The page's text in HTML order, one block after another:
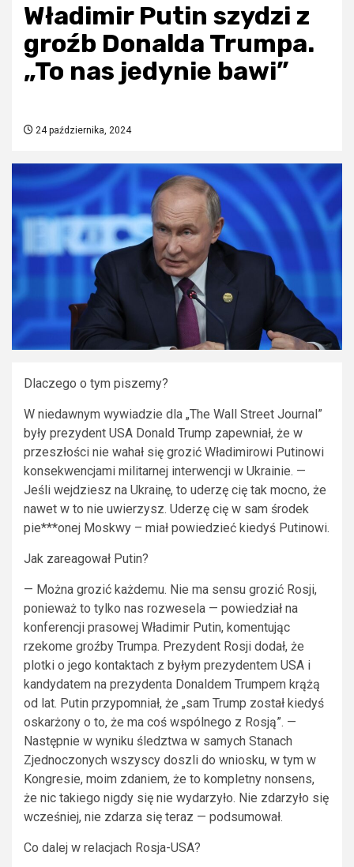
Władimir Putin szydzi z
groźb Donalda Trumpa.
„To nas jedynie bawi”
24 października, 2024
Dlaczego o tym piszemy?
W niedawnym wywiadzie dla „The Wall Street Journal”
były prezydent USA Donald Trump zapewniał, że w
przeszłości nie wahał się grozić Władimirowi Putinowi
konsekwencjami militarnej interwencji w Ukrainie. —
Jeśli wejdziesz na Ukrainę, to uderzę cię tak mocno, że
nawet w to nie uwierzysz. Uderzę cię w sam środek
pie***onej Moskwy – miał powiedzieć kiedyś Putinowi.
Jak zareagował Putin?
— Można grozić każdemu. Nie ma sensu grozić Rosji,
ponieważ to tylko nas rozwesela — powiedział na
konferencji prasowej Władimir Putin, komentując
rzekome groźby Trumpa. Prezydent Rosji dodał, że
plotki o jego kontaktach z byłym prezydentem USA i
kandydatem na prezydenta Donaldem Trumpem krążą
od lat. Putin przypomniał, że „sam Trump został kiedyś
oskarżony o to, że ma coś wspólnego z Rosją”. —
Następnie w wyniku śledztwa w samych Stanach
Zjednoczonych wszyscy doszli do wniosku, w tym w
Kongresie, moim zdaniem, że to kompletny nonsens,
że nic takiego nigdy się nie wydarzyło. Nie zdarzyło się
wcześniej, nie zdarza się teraz — podsumował.
Co dalej w relacjach Rosja-USA?